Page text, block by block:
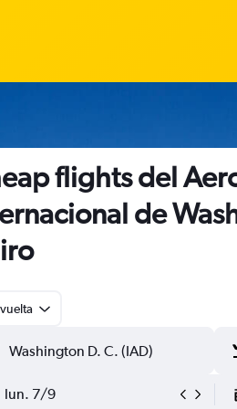
flights del
de
lun. 7/9